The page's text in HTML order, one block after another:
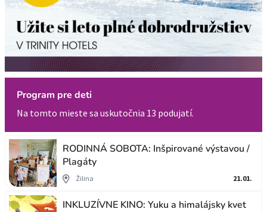
Program pre deti
Na tomto mieste sa uskutočnia 13 podujatí.
RODINNÁ SOBOTA: Inšpirované výstavou /
Plagáty
Žilina 21.01.
INKLUZÍVNE KINO: Yuku a himalájsky kvet